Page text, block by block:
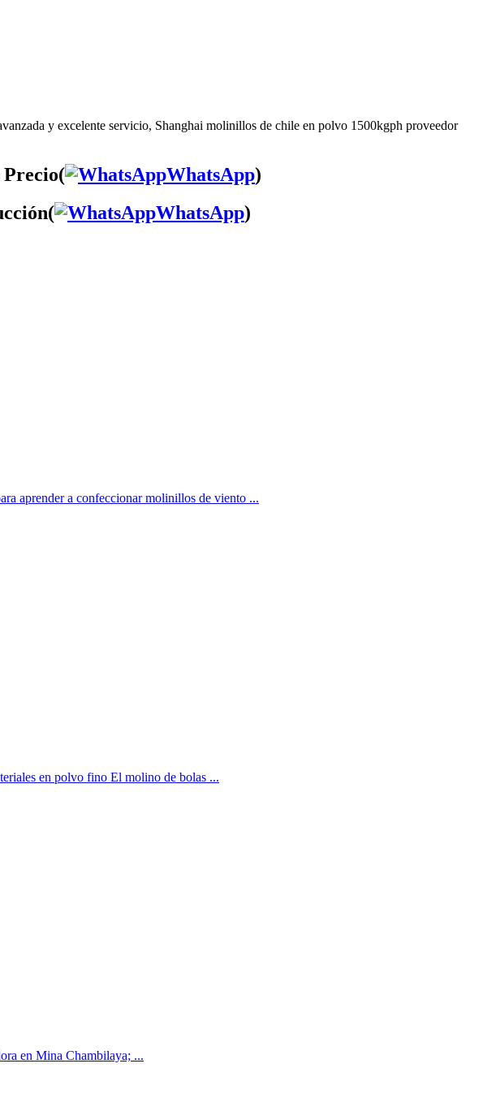
y excelente servicio, Shanghai molinillos de chile en polvo 1500kgph proveedor
Precio( WhatsApp)
WhatsApp)
aprender a confeccionar molinillos de viento ...
en polvo fino El molino de bolas ...
en Mina Chambilaya; ...